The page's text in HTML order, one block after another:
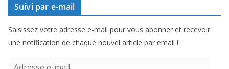
Suivi par e-mail
Saisissez votre adresse e-mail pour vous abonner et recevoir
une notification de chaque nouvel article par email !